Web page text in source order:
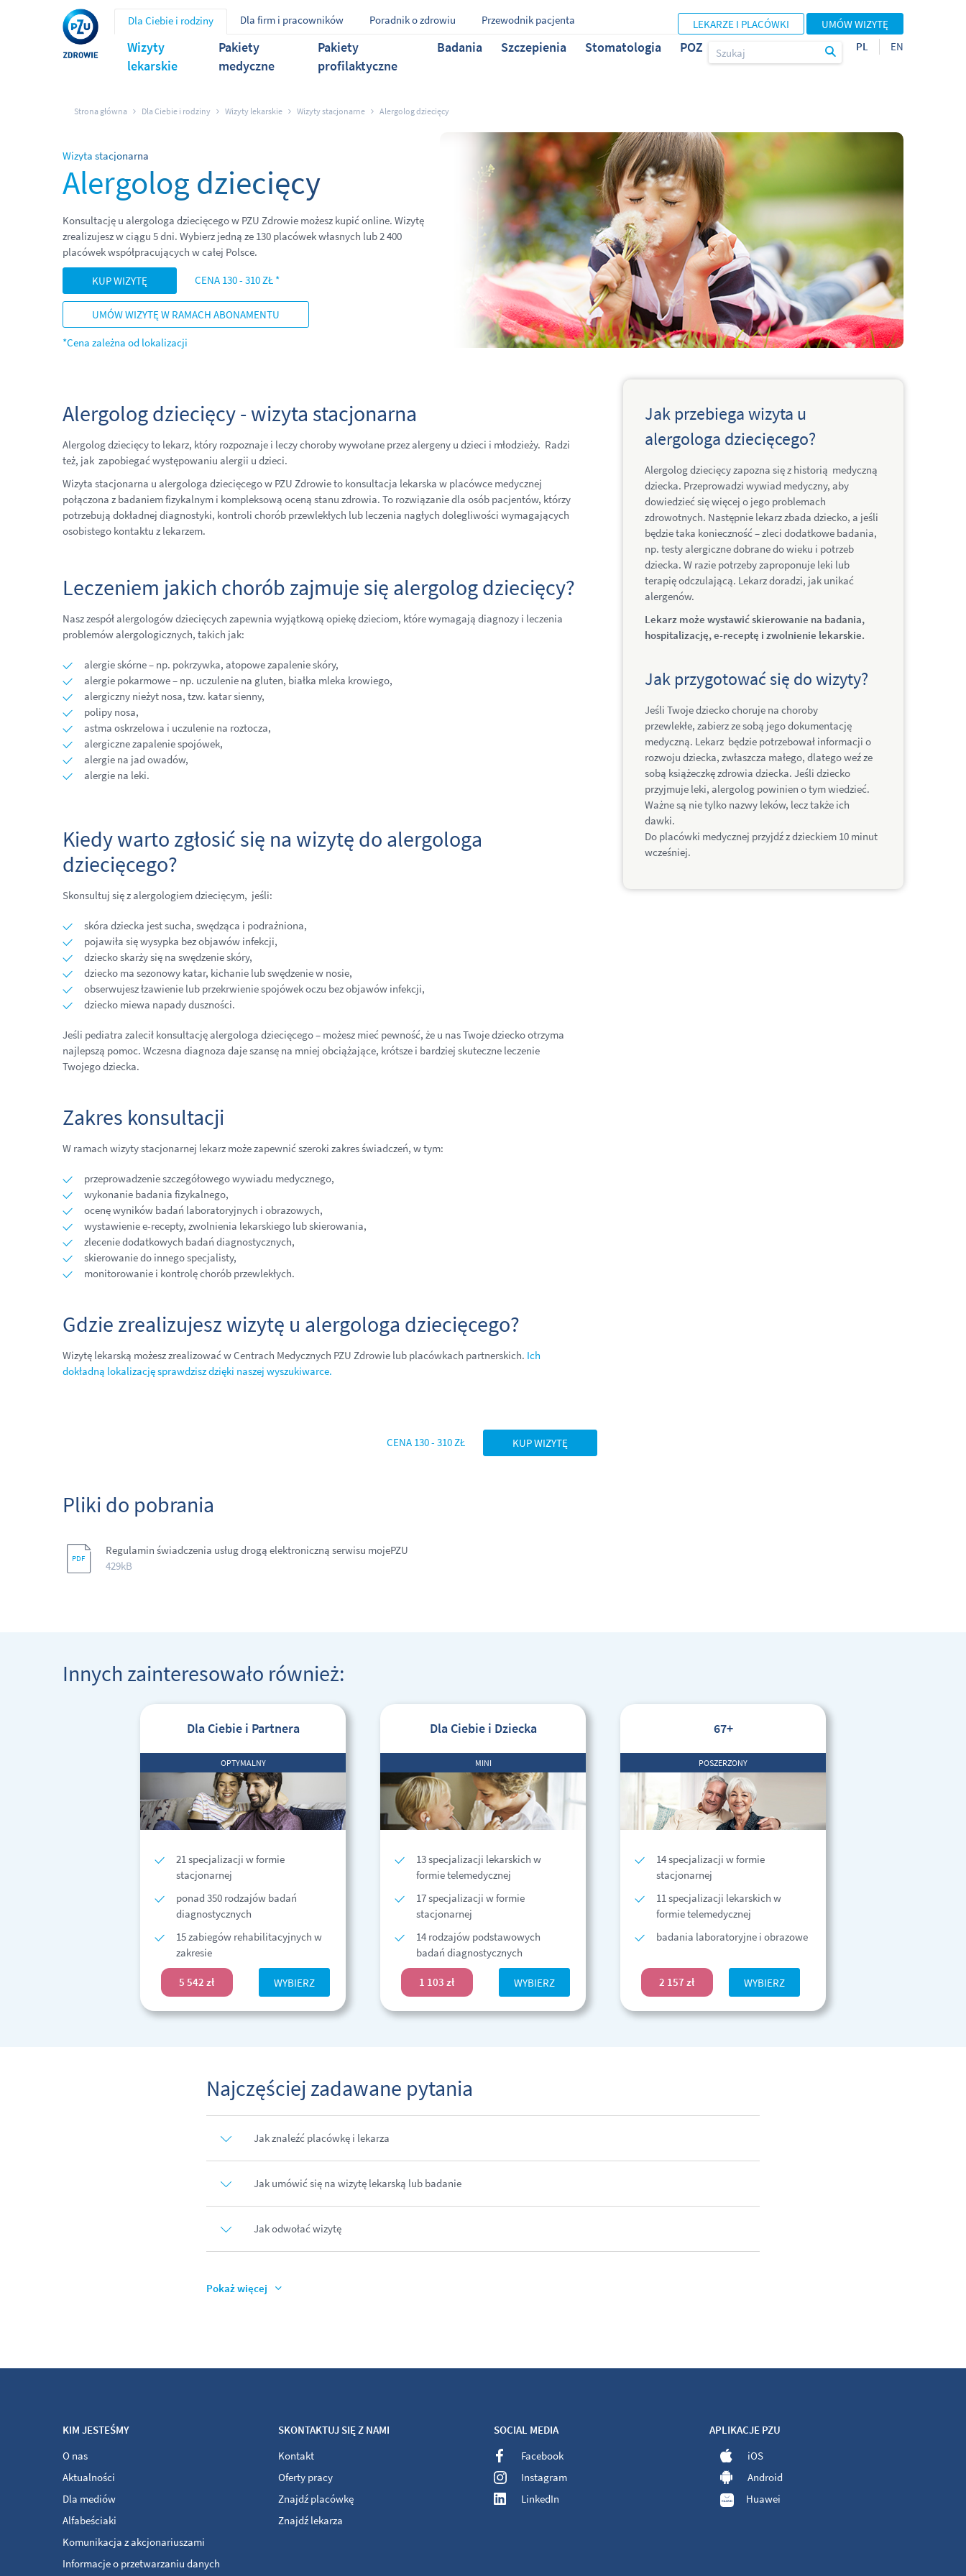
Dla Ciebie i rodziny Dla firm i pracowników Poradnik o zdrowiu Przewodnik pacjenta LEKARZE I PLACÓWKI UMÓW WIZYTĘ
Wizyty
lekarskie
Pakiety
medyczne
Pakiety
profilaktyczne
Badania Szczepienia Stomatologia POZ PL EN
Strona główna Dla Ciebie i rodziny Wizyty lekarskie Wizyty stacjonarne Alergolog dziecięcy
Wizyta stacjonarna
Alergolog dziecięcy
Konsultację u alergologa dziecięcego w PZU Zdrowie możesz kupić online. Wizytę
zrealizujesz w ciągu 5 dni. Wybierz jedną ze 130 placówek własnych lub 2 400
placówek współpracujących w całej Polsce.
KUP WIZYTĘ CENA 130 - 310 ZŁ *
UMÓW WIZYTĘ W RAMACH ABONAMENTU
*Cena zależna od lokalizacji
Alergolog dziecięcy - wizyta stacjonarna
Alergolog dziecięcy to lekarz, który rozpoznaje i leczy choroby wywołane przez alergeny u dzieci i młodzieży. Radzi
też, jak zapobiegać występowaniu alergii u dzieci.
Wizyta stacjonarna u alergologa dziecięcego w PZU Zdrowie to konsultacja lekarska w placówce medycznej
połączona z badaniem fizykalnym i kompleksową oceną stanu zdrowia. To rozwiązanie dla osób pacjentów, którzy
potrzebują dokładnej diagnostyki, kontroli chorób przewlekłych lub leczenia nagłych dolegliwości wymagających
osobistego kontaktu z lekarzem.
Leczeniem jakich chorób zajmuje się alergolog dziecięcy?
Nasz zespół alergologów dziecięcych zapewnia wyjątkową opiekę dzieciom, które wymagają diagnozy i leczenia
problemów alergologicznych, takich jak:
alergie skórne – np. pokrzywka, atopowe zapalenie skóry,
alergie pokarmowe – np. uczulenie na gluten, białka mleka krowiego,
alergiczny nieżyt nosa, tzw. katar sienny,
polipy nosa,
astma oskrzelowa i uczulenie na roztocza,
alergiczne zapalenie spojówek,
alergie na jad owadów,
alergie na leki.
Kiedy warto zgłosić się na wizytę do alergologa
dziecięcego?
Skonsultuj się z alergologiem dziecięcym, jeśli:
skóra dziecka jest sucha, swędząca i podrażniona,
pojawiła się wysypka bez objawów infekcji,
dziecko skarży się na swędzenie skóry,
dziecko ma sezonowy katar, kichanie lub swędzenie w nosie,
obserwujesz łzawienie lub przekrwienie spojówek oczu bez objawów infekcji,
dziecko miewa napady duszności.
Jeśli pediatra zalecił konsultację alergologa dziecięcego – możesz mieć pewność, że u nas Twoje dziecko otrzyma
najlepszą pomoc. Wczesna diagnoza daje szansę na mniej obciążające, krótsze i bardziej skuteczne leczenie
Twojego dziecka.
Zakres konsultacji
W ramach wizyty stacjonarnej lekarz może zapewnić szeroki zakres świadczeń, w tym:
przeprowadzenie szczegółowego wywiadu medycznego,
wykonanie badania fizykalnego,
ocenę wyników badań laboratoryjnych i obrazowych,
wystawienie e-recepty, zwolnienia lekarskiego lub skierowania,
zlecenie dodatkowych badań diagnostycznych,
skierowanie do innego specjalisty,
monitorowanie i kontrolę chorób przewlekłych.
Gdzie zrealizujesz wizytę u alergologa dziecięcego?
Wizytę lekarską możesz zrealizować w Centrach Medycznych PZU Zdrowie lub placówkach partnerskich. Ich
dokładną lokalizację sprawdzisz dzięki naszej wyszukiwarce.
Jak przebiega wizyta u
alergologa dziecięcego?
Alergolog dziecięcy zapozna się z historią medyczną
dziecka. Przeprowadzi wywiad medyczny, aby
dowiedzieć się więcej o jego problemach
zdrowotnych. Następnie lekarz zbada dziecko, a jeśli
będzie taka konieczność – zleci dodatkowe badania,
np. testy alergiczne dobrane do wieku i potrzeb
dziecka. W razie potrzeby zaproponuje leki lub
terapię odczulającą. Lekarz doradzi, jak unikać
alergenów.
Lekarz może wystawić skierowanie na badania,
hospitalizację, e-receptę i zwolnienie lekarskie.
Jak przygotować się do wizyty?
Jeśli Twoje dziecko choruje na choroby
przewlekłe, zabierz ze sobą jego dokumentację
medyczną. Lekarz będzie potrzebował informacji o
rozwoju dziecka, zwłaszcza małego, dlatego weź ze
sobą książeczkę zdrowia dziecka. Jeśli dziecko
przyjmuje leki, alergolog powinien o tym wiedzieć.
Ważne są nie tylko nazwy leków, lecz także ich
dawki.
Do placówki medycznej przyjdź z dzieckiem 10 minut
wcześniej.
CENA 130 - 310 ZŁ KUP WIZYTĘ
Pliki do pobrania
Regulamin świadczenia usług drogą elektroniczną serwisu mojePZU
429kB
Innych zainteresowało również:
Dla Ciebie i Partnera
OPTYMALNY
21 specjalizacji w formie
stacjonarnej
ponad 350 rodzajów badań
diagnostycznych
15 zabiegów rehabilitacyjnych w
zakresie
5 542 zł WYBIERZ
Dla Ciebie i Dziecka
MINI
13 specjalizacji lekarskich w
formie telemedycznej
17 specjalizacji w formie
stacjonarnej
14 rodzajów podstawowych
badań diagnostycznych
1 103 zł WYBIERZ
67+
POSZERZONY
14 specjalizacji w formie
stacjonarnej
11 specjalizacji lekarskich w
formie telemedycznej
badania laboratoryjne i obrazowe
2 157 zł WYBIERZ
Najczęściej zadawane pytania
Jak znaleźć placówkę i lekarza
Jak umówić się na wizytę lekarską lub badanie
Jak odwołać wizytę
Pokaż więcej
KIM JESTEŚMY
O nas
Aktualności
Dla mediów
Alfabeściaki
Komunikacja z akcjonariuszami
Informacje o przetwarzaniu danych
SKONTAKTUJ SIĘ Z NAMI
Kontakt
Oferty pracy
Znajdź placówkę
Znajdź lekarza
SOCIAL MEDIA
Facebook
Instagram
LinkedIn
APLIKACJE PZU
iOS
Android
Huawei